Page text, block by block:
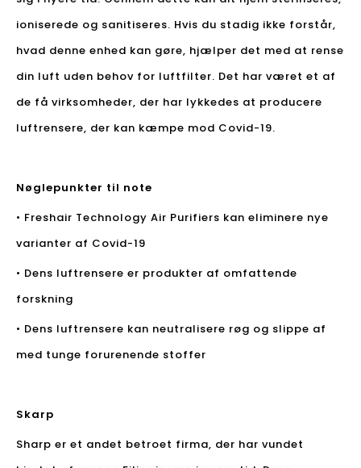
ioniserede og sanitiseres. Hvis du stadig ikke forstår,
hvad denne enhed kan gøre, hjælper det med at rense
din luft uden behov for luftfilter. Det har været et af
de få virksomheder, der har lykkedes at producere
luftrensere, der kan kæmpe mod Covid-19.
Nøglepunkter til note
• Freshair Technology Air Purifiers kan eliminere nye
varianter af Covid-19
• Dens luftrensere er produkter af omfattende
forskning
• Dens luftrensere kan neutralisere røg og slippe af
med tunge forurenende stoffer
Skarp
Sharp er et andet betroet firma, der har vundet